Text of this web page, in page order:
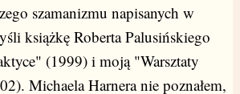
szamanizmu napisanych w
książkę Roberta Palusińskiego
(1999) i moją "Warsztaty
Michaela Harnera nie poznałem,